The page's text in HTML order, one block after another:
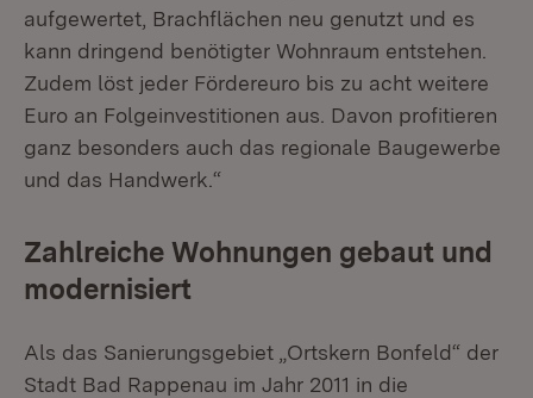
aufgewertet, Brachflächen neu genutzt und es
kann dringend benötigter Wohnraum entstehen.
Zudem löst jeder Fördereuro bis zu acht weitere
Euro an Folgeinvestitionen aus. Davon profitieren
ganz besonders auch das regionale Baugewerbe
und das Handwerk.“
Zahlreiche Wohnungen gebaut und
modernisiert
Als das Sanierungsgebiet „Ortskern Bonfeld“ der
Stadt Bad Rappenau im Jahr 2011 in die